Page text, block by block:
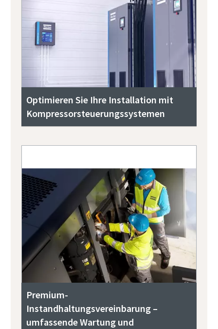
Optimieren Sie Ihre Installation mit
Kompressorsteuerungssystemen
Premium-
Instandhaltungsvereinbarung –
umfassende Wartung und